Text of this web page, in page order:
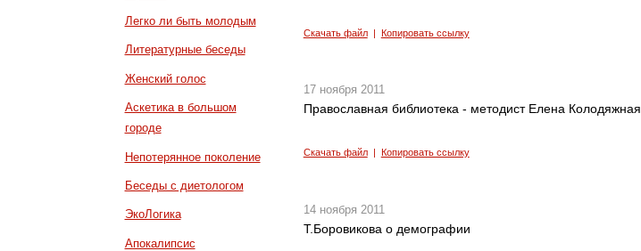
Легко ли быть молодым
Литературные беседы
Женский голос
Аскетика в большом
городе
Непотерянное поколение
Беседы с диетологом
ЭкоЛогика
Апокалипсис
Скачать файл| Копировать ссылку
17 ноября 2011
Православная библиотека - методист Елена Колодяжная
Скачать файл| Копировать ссылку
14 ноября 2011
Т.Боровикова о демографии